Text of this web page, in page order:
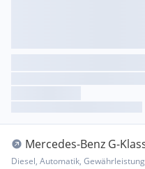
Mercedes-Benz G-
Diesel, Automatik,